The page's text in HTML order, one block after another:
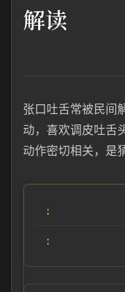
解读
张口吐舌常被民间
动，喜欢调皮吐舌
动作密切相关，是